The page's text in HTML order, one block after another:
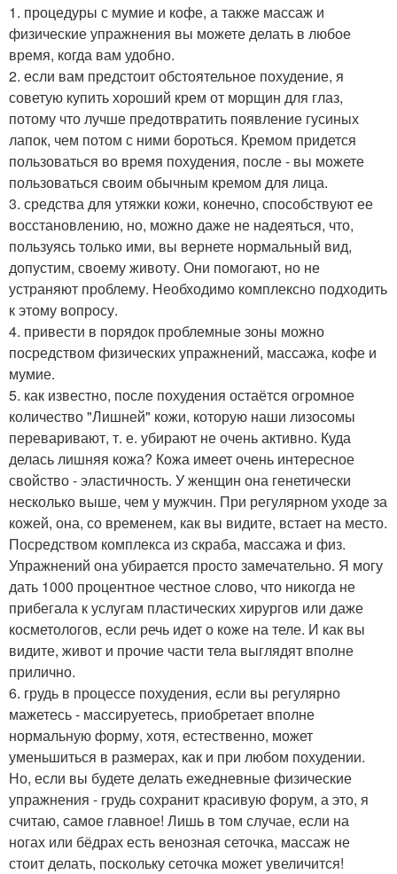
1. процедуры с мумие и кофе, а также массаж и
физические упражнения вы можете делать в любое
время, когда вам удобно.
2. если вам предстоит обстоятельное похудение, я
советую купить хороший крем от морщин для глаз,
потому что лучше предотвратить появление гусиных
лапок, чем потом с ними бороться. Кремом придется
пользоваться во время похудения, после - вы можете
пользоваться своим обычным кремом для лица.
3. средства для утяжки кожи, конечно, способствуют ее
восстановлению, но, можно даже не надеяться, что,
пользуясь только ими, вы вернете нормальный вид,
допустим, своему животу. Они помогают, но не
устраняют проблему. Необходимо комплексно подходить
к этому вопросу.
4. привести в порядок проблемные зоны можно
посредством физических упражнений, массажа, кофе и
мумие.
5. как известно, после похудения остаётся огромное
количество "Лишней" кожи, которую наши лизосомы
переваривают, т. е. убирают не очень активно. Куда
делась лишняя кожа? Кожа имеет очень интересное
свойство - эластичность. У женщин она генетически
несколько выше, чем у мужчин. При регулярном уходе за
кожей, она, со временем, как вы видите, встает на место.
Посредством комплекса из скраба, массажа и физ.
Упражнений она убирается просто замечательно. Я могу
дать 1000 процентное честное слово, что никогда не
прибегала к услугам пластических хирургов или даже
косметологов, если речь идет о коже на теле. И как вы
видите, живот и прочие части тела выглядят вполне
прилично.
6. грудь в процессе похудения, если вы регулярно
мажетесь - массируетесь, приобретает вполне
нормальную форму, хотя, естественно, может
уменьшиться в размерах, как и при любом похудении.
Но, если вы будете делать ежедневные физические
упражнения - грудь сохранит красивую форум, а это, я
считаю, самое главное! Лишь в том случае, если на
ногах или бёдрах есть венозная сеточка, массаж не
стоит делать, поскольку сеточка может увеличится!